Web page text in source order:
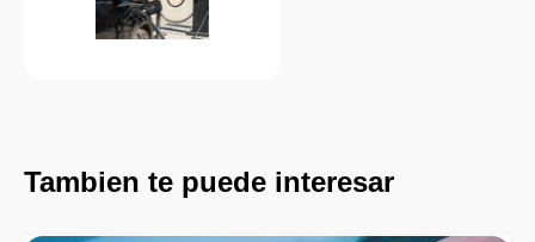
Tambien te puede interesar